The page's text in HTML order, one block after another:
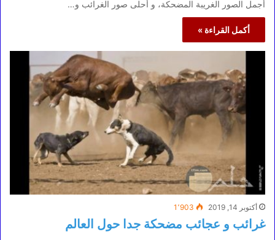
أجمل الصور الغريبة المضحكة، و أحلى صور الغرائب و…
أكمل القراءة »
أكتوبر 14, 2019 1٬903
غرائب و عجائب مضحكة جدا حول العالم